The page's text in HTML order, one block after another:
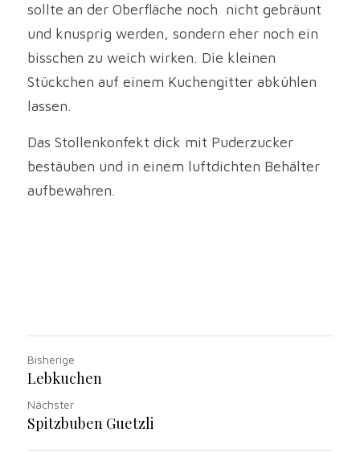
sollte an der Oberfläche noch  nicht gebräunt
und knusprig werden, sondern eher noch ein
bisschen zu weich wirken. Die kleinen
Stückchen auf einem Kuchengitter abkühlen
lassen.
Das Stollenkonfekt dick mit Puderzucker
bestäuben und in einem luftdichten Behälter
aufbewahren.
Bisherige
Lebkuchen
Nächster
Spitzbuben Guetzli